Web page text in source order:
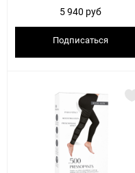
5 940 руб
Подписаться